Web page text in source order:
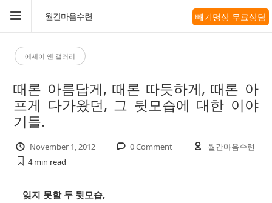
월간마음수련 빼기명상 무료상담
에세이 앤 갤러리
때론 아름답게, 때론 따듯하게, 때론 아
프게 다가왔던, 그 뒷모습에 대한 이야
기들.
November 1, 2012 0 Comment
월간마음수련
4 min read
잊지 못할 두 뒷모습,